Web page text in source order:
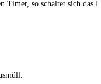
so schaltet sich das